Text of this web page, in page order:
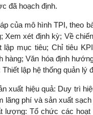
đã hoạch định.
của mô hình TPI, theo
Xem xét định kỳ; Về
lập mục tiêu; Chỉ tiêu
hàng; Văn hóa định
lập hệ thống quản lý
xuất hiệu quả: Duy trì
lãng phí và sản xuất
lượng: Tổ chức các